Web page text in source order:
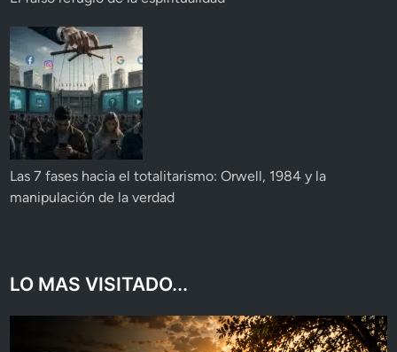
Las 7 fases hacia el totalitarismo: Orwell, 1984 y la
manipulación de la verdad
LO MAS VISITADO...